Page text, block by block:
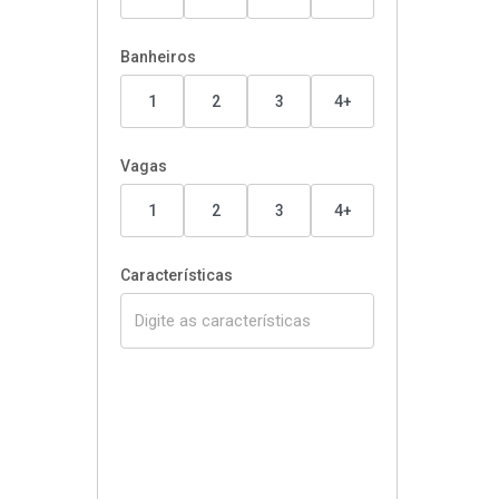
Banheiros
1 2 3 4+
Vagas
1 2 3 4+
Características